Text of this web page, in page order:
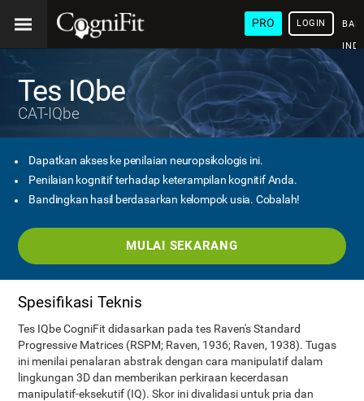
PRO LOGIN
Tes IQbe
CAT-IQbe
Dapatkan akses ke penilaian neuropsikologis ini.
Penilaian kognitif terhadap keterampilan kognitif Anda.
Bandingkan hasil berdasarkan kelompok usia. Cobalah!
MULAI SEKARANG
Spesifikasi Teknis
Tes IQbe CogniFit didasarkan pada tes Raven's Standard
Progressive Matrices (RSPM; Raven, 1936; Raven, 1938). Tugas
ini menilai penalaran abstrak dengan cara manipulatif dalam
lingkungan 3D dan memberikan perkiraan kecerdasan
manipulatif-eksekutif (IQ). Skor ini divalidasi untuk pria dan